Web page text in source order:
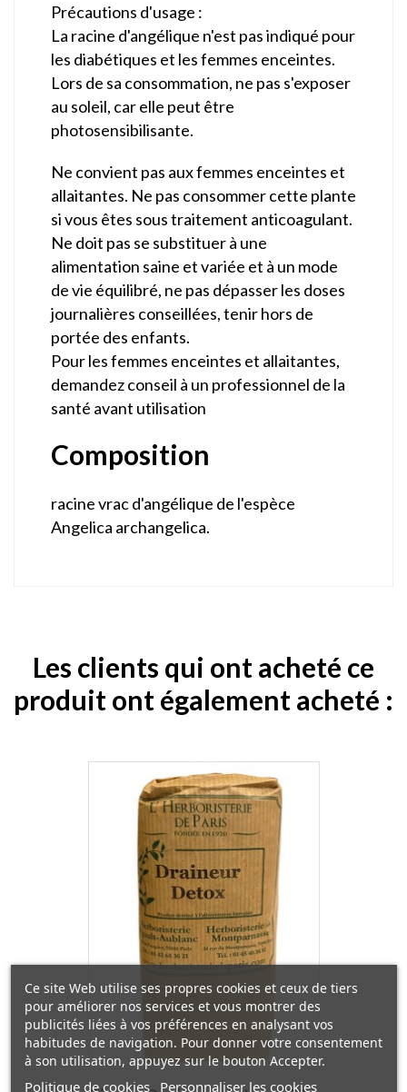
Précautions d'usage :
La racine d'angélique n'est pas indiqué pour
les diabétiques et les femmes enceintes.
Lors de sa consommation, ne pas s'exposer
au soleil, car elle peut être
photosensibilisante.
Ne convient pas aux femmes enceintes et
allaitantes. Ne pas consommer cette plante
si vous êtes sous traitement anticoagulant.
Ne doit pas se substituer à une
alimentation saine et variée et à un mode
de vie équilibré, ne pas dépasser les doses
journalières conseillées, tenir hors de
portée des enfants.
Pour les femmes enceintes et allaitantes,
demandez conseil à un professionnel de la
santé avant utilisation
Composition
racine vrac d'angélique de l'espèce
Angelica archangelica.
Les clients qui ont acheté ce
produit ont également acheté :
Ce site Web utilise ses propres cookies et ceux de tiers
pour améliorer nos services et vous montrer des
publicités liées à vos préférences en analysant vos
habitudes de navigation. Pour donner votre consentement
à son utilisation, appuyez sur le bouton Accepter.
Politique de cookies Personnaliser les cookies